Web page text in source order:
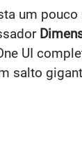
um
UI
salto